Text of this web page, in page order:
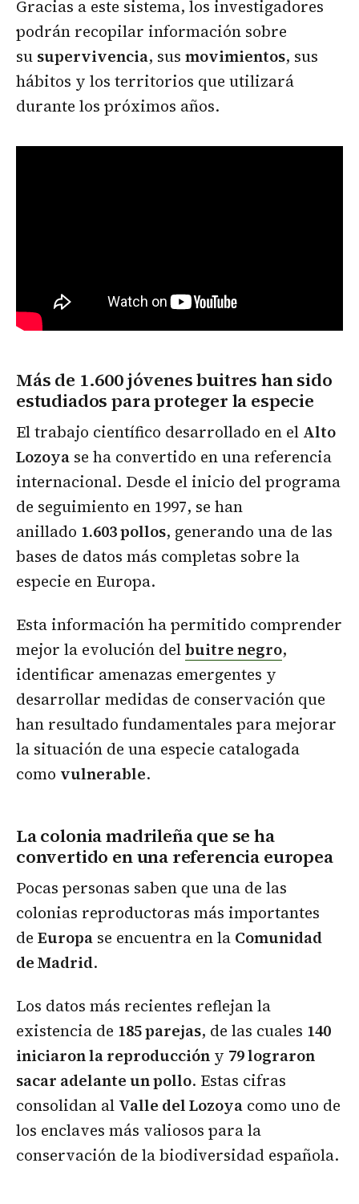
Gracias a este sistema, los investigadores
podrán recopilar información sobre
su supervivencia, sus movimientos, sus
hábitos y los territorios que utilizará
durante los próximos años.
Más de 1.600 jóvenes buitres han sido
estudiados para proteger la especie
El trabajo científico desarrollado en el Alto
Lozoya se ha convertido en una referencia
internacional. Desde el inicio del programa
de seguimiento en 1997, se han
anillado 1.603 pollos, generando una de las
bases de datos más completas sobre la
especie en Europa.
Esta información ha permitido comprender
mejor la evolución delbuitre negro,
identificar amenazas emergentes y
desarrollar medidas de conservación que
han resultado fundamentales para mejorar
la situación de una especie catalogada
como vulnerable.
La colonia madrileña que se ha
convertido en una referencia europea
Pocas personas saben que una de las
colonias reproductoras más importantes
de Europa se encuentra en la Comunidad
de Madrid.
Los datos más recientes reflejan la
existencia de 185 parejas, de las cuales 140
iniciaron la reproducción y 79 lograron
sacar adelante un pollo. Estas cifras
consolidan al Valle del Lozoya como uno de
los enclaves más valiosos para la
conservación de la biodiversidad española.